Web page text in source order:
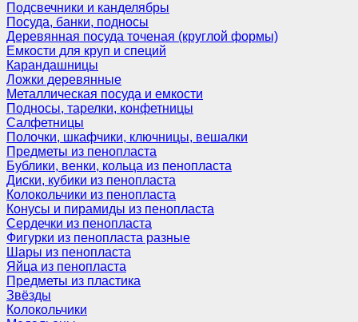
Подсвечники и канделябры
Посуда, банки, подносы
Деревянная посуда точеная (круглой формы)
Емкости для круп и специй
Карандашницы
Ложки деревянные
Металлическая посуда и емкости
Подносы, тарелки, конфетницы
Салфетницы
Полочки, шкафчики, ключницы, вешалки
Предметы из пенопласта
Бублики, венки, кольца из пенопласта
Диски, кубики из пенопласта
Колокольчики из пенопласта
Конусы и пирамиды из пенопласта
Сердечки из пенопласта
Фигурки из пенопласта разные
Шары из пенопласта
Яйца из пенопласта
Предметы из пластика
Звёзды
Колокольчики